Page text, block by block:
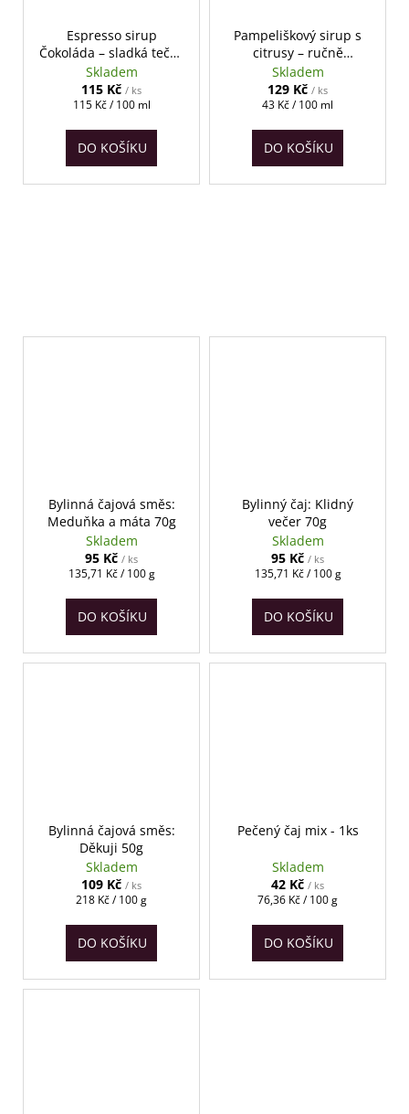
Espresso sirup
Čokoláda – sladká tečka
do kávy 100 ml
Skladem
115 Kč / ks
Měrná
115 Kč / 100 ml
DO KOŠÍKU
Pampeliškový sirup s
citrusy – ručně
vyráběný sirup 300ml
Skladem
129 Kč / ks
Měrná
43 Kč / 100 ml
DO KOŠÍKU
Bylinná čajová směs:
Meduňka a máta 70g
Skladem
95 Kč / ks
Měrná
135,71 Kč / 100 g
DO KOŠÍKU
Bylinný čaj: Klidný
večer 70g
Skladem
95 Kč / ks
Měrná
135,71 Kč / 100 g
DO KOŠÍKU
Bylinná čajová směs:
Děkuji 50g
Skladem
109 Kč / ks
Měrná
218 Kč / 100 g
DO KOŠÍKU
Pečený čaj mix - 1ks
Skladem
42 Kč / ks
Měrná
76,36 Kč / 100 g
DO KOŠÍKU